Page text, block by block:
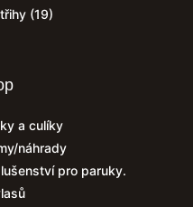
(19)
a culíky
náhrady
pro paruky.